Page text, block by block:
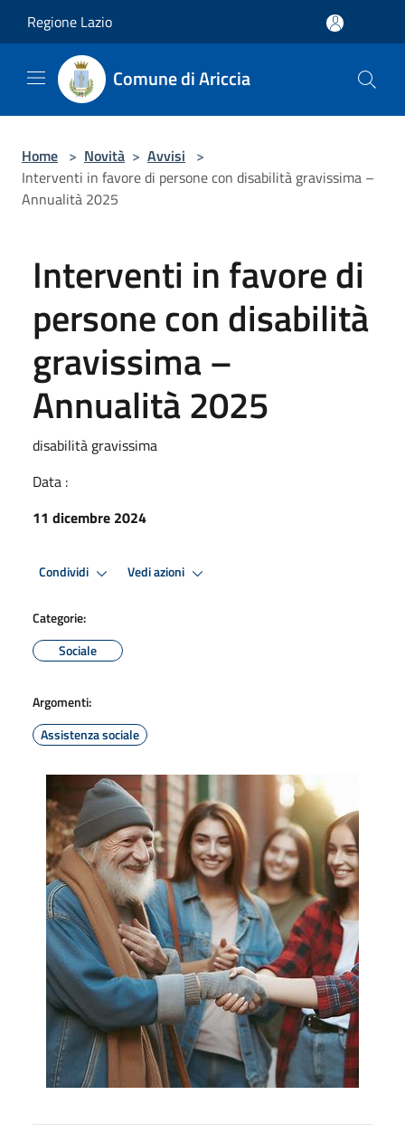
Regione Lazio
Comune di Ariccia
Home > Novità > Avvisi >
Interventi in favore di persone con disabilità gravissima –
Annualità 2025
Interventi in favore di
persone con disabilità
gravissima –
Annualità 2025
disabilità gravissima
Data :
11 dicembre 2024
Condividi Vedi azioni
Categorie:
Sociale
Argomenti:
Assistenza sociale